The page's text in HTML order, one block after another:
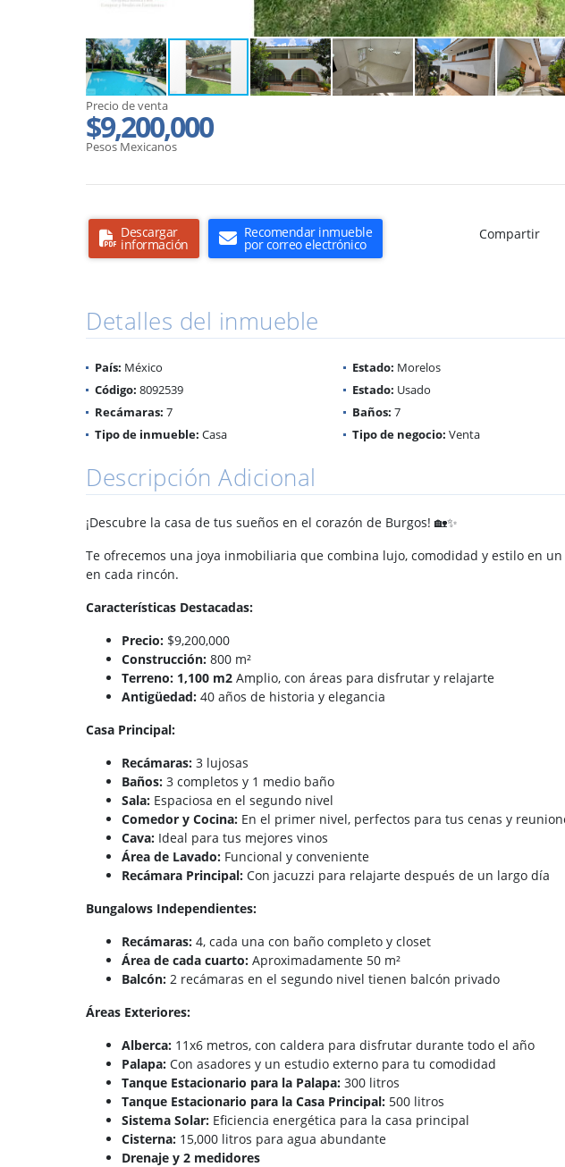
Precio de venta
$9,200,000
Pesos Mexicanos
Descargar
información
Recomendar inmueble
por correo electrónico
Compartir
Detalles del inmueble
País: México Estado: Morelos
Código: 8092539 Estado: Usado
Recámaras: 7 Baños: 7
Tipo de inmueble: Casa Tipo de negocio: Venta
Descripción Adicional
¡Descubre la casa de tus sueños en el corazón de Burgos! 🏡✨
Te ofrecemos una joya inmobiliaria que combina lujo, comodidad y estilo en
en cada rincón.
Características Destacadas:
Precio: $9,200,000
Construcción: 800 m²
Terreno: 1,100 m2 Amplio, con áreas para disfrutar y relajarte
Antigüedad: 40 años de historia y elegancia
Casa Principal:
Recámaras: 3 lujosas
Baños: 3 completos y 1 medio baño
Sala: Espaciosa en el segundo nivel
Comedor y Cocina: En el primer nivel, perfectos para tus cenas y
Cava: Ideal para tus mejores vinos
Área de Lavado: Funcional y conveniente
Recámara Principal: Con jacuzzi para relajarte después de un largo día
Bungalows Independientes:
Recámaras: 4, cada una con baño completo y closet
Área de cada cuarto: Aproximadamente 50 m²
Balcón: 2 recámaras en el segundo nivel tienen balcón privado
Áreas Exteriores:
Alberca: 11x6 metros, con caldera para disfrutar durante todo el año
Palapa: Con asadores y un estudio externo para tu comodidad
Tanque Estacionario para la Palapa: 300 litros
Tanque Estacionario para la Casa Principal: 500 litros
Sistema Solar: Eficiencia energética para la casa principal
Cisterna: 15,000 litros para agua abundante
Drenaje y 2 medidores